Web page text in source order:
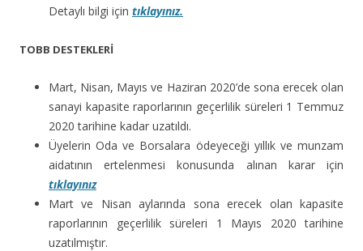
Detaylı bilgi için tıklayınız.
TOBB DESTEKLERİ
Mart, Nisan, Mayıs ve Haziran 2020’de sona erecek olan
sanayi kapasite raporlarının geçerlilik süreleri 1 Temmuz
2020 tarihine kadar uzatıldı.
Üyelerin Oda ve Borsalara ödeyeceği yıllık ve munzam
aidatının ertelenmesi konusunda alınan karar için
tıklayınız
Mart ve Nisan aylarında sona erecek olan kapasite
raporlarının geçerlilik süreleri 1 Mayıs 2020 tarihine
uzatılmıştır.